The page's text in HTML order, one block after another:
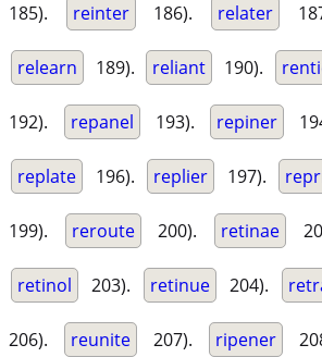
185). reinter 186). relater
relearn 189). reliant 190).
192). repanel 193). repiner
replate 196). replier 197).
199). reroute 200). retinae
retinol 203). retinue 204).
206). reunite 207). ripener